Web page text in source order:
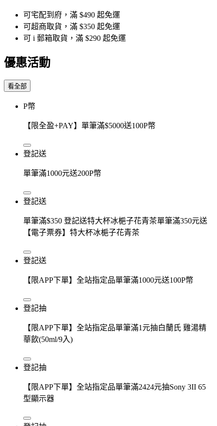
可宅配到府，滿 $490 起免運
可超商取貨，滿 $350 起免運
可 i 郵箱取貨，滿 $290 起免運
優惠活動
看全部
P幣
【限全盈+PAY】單筆滿$5000送100P幣
登記送
單筆滿1000元送200P幣
登記送
單筆滿$350 登記送特大杯冰梔子花青茶單筆滿350元送
【電子票券】特大杯冰梔子花青茶
登記送
【限APP下單】全站指定品單筆滿1000元送100P幣
登記抽
【限APP下單】全站指定品單筆滿1元抽白蘭氏 雞湯精
華飲(50ml/9入)
登記抽
【限APP下單】全站指定品單筆滿2424元抽Sony 3II 65
型顯示器